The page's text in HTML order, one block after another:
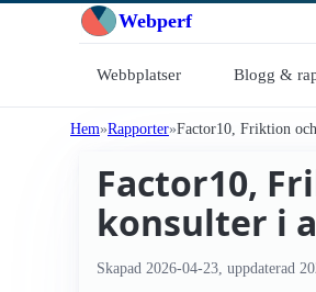
Webperf
Webbplatser Blogg &
Hem Rapporter Factor10, Friktion
Factor10,
konsulter i
Skapad 2026-04-23 , uppdaterad